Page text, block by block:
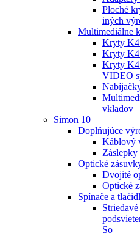
Ploché
iných
Multimediálne
Kryty
Kryty
Kryty
VIDEO
vkladov
Simon 10
Doplňujúce
Káblový
Záslepky
Optické
Dvojité
Optické
Spínače a
So